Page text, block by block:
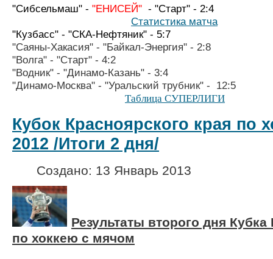
"Сибсельмаш" - "ЕНИСЕЙ" - "Старт" - 2:4
Статистика матча
"Кузбасс" - "СКА-Нефтяник" - 5:7
"Саяны-Хакасия" - "Байкал-Энергия" - 2:8
"Волга" - "Старт" - 4:2
"Водник" - "Динамо-Казань" - 3:4
"Динамо-Москва" - "Уральский
Таблица СУПЕРЛИГИ
Кубок Красноярского края по
2012 /Итоги 2 дня/
Создано: 13 Январь 2013
Результаты второго дня
по хоккею с мячом